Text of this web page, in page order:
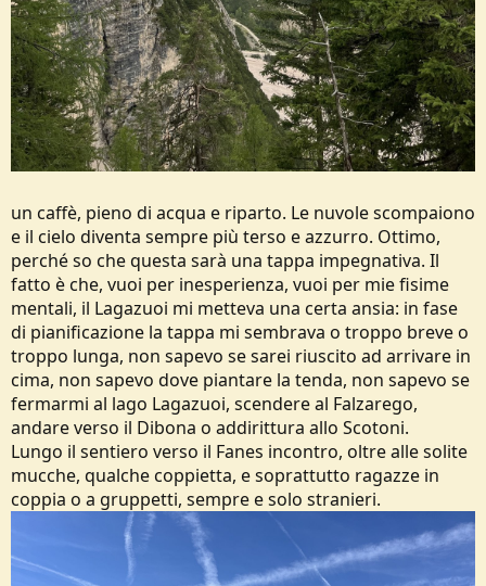
un caffè, pieno di acqua e riparto. Le nuvole scompaiono
e il cielo diventa sempre più terso e azzurro. Ottimo,
perché so che questa sarà una tappa impegnativa. Il
fatto è che, vuoi per inesperienza, vuoi per mie fisime
mentali, il Lagazuoi mi metteva una certa ansia: in fase
di pianificazione la tappa mi sembrava o troppo breve o
troppo lunga, non sapevo se sarei riuscito ad arrivare in
cima, non sapevo dove piantare la tenda, non sapevo se
fermarmi al lago Lagazuoi, scendere al Falzarego,
andare verso il Dibona o addirittura allo Scotoni.
Lungo il sentiero verso il Fanes incontro, oltre alle solite
mucche, qualche coppietta, e soprattutto ragazze in
coppia o a gruppetti, sempre e solo stranieri.